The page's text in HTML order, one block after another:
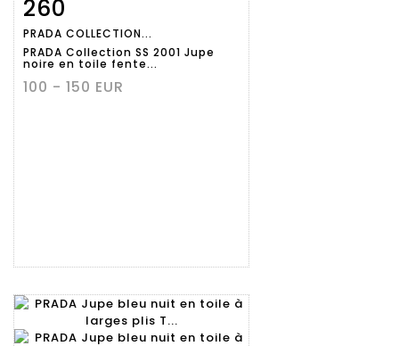
Fiche
détaillée
260
PRADA COLLECTION...
PRADA Collection SS 2001 Jupe
noire en toile fente...
100 - 150 EUR